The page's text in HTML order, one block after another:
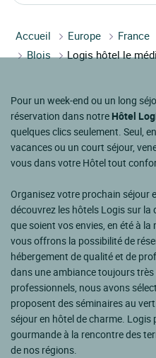
Accueil Europe France
Blois
Logis hôtel le
Pour un week-end ou un long
réservation dans notre Hôtel
quelques clics seulement. Seul,
vacances ou un court séjour,
vous dans votre Hôtel tout
Organisez votre prochain séjour
découvrez les hôtels Logis sur
que soient vos envies, en été à
vous offrons la possibilité de
hébergement de qualité et de
dans une ambiance toujours
professionnels, nous avons
proposent des séminaires au
séjour en hôtel de charme.
gourmande à la rencontre des
de nos régions.